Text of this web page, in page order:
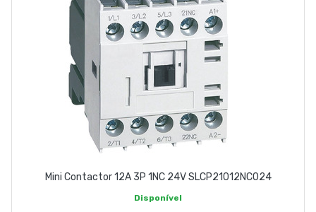
Mini Contactor 12A 3P 1NC 24V SLCP21012NC024
Disponível